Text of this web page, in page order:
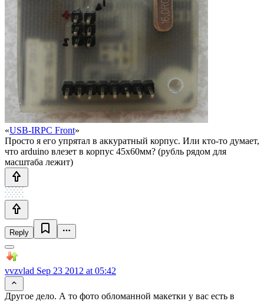
«USB-IRPC Front»
Просто я его упрятал в аккуратный корпус. Или кто-то думает,
что arduino влезет в корпус 45х60мм? (рубль рядом для
масштаба лежит)
Reply
vvzvlad Sep 23 2012 at 05:42
Другое дело. А то фото обломанной макетки у вас есть в